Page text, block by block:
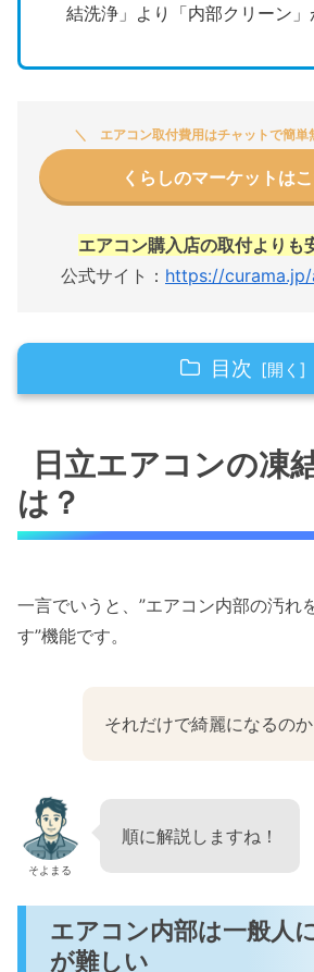
結洗浄」より「内部クリーン」
エアコン取付費用はチャットで簡単
くらしのマーケットはこ
エアコン購入店の取付よりも
公式サイト： https://
目次
日立エアコンの凍結洗浄の頻
日立エアコン凍結洗浄のメリッ
実は凍結洗浄より内部クリー
日立の凍結洗浄機能搭載エアコ
内部の掃除はエアコンクリー
さいごに
日立エアコンの凍
は？
一言でいうと、”エアコン内部の汚れ
す”機能です。
それだけで綺麗になるの
そよまる
順に解説しますね！
エアコン内部は一般人
が難しい